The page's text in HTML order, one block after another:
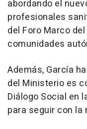
abordando el
profesionales
del Foro Marco
comunidades
Además, García
del Ministerio es
Diálogo Social en
para seguir con la